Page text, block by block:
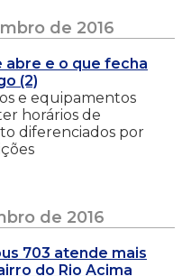
de 2016
abre e o que fecha
(2)
e equipamentos
horários de
diferenciados por
de 2016
703 atende mais
do Rio Acima